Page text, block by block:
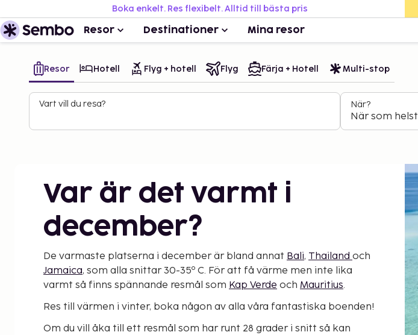
Boka enkelt. Res flexibelt. Alltid till bästa pris
Resor Destinationer Mina resor
Resor Hotell Flyg + hotell Flyg Färja + Hotell Multi-stop
Vart vill du resa? När?
När som helst
Var är det varmt i
december?
De varmaste platserna i december är bland annat Bali, Thailand och
Jamaica, som alla snittar 30-35º C. För att få värme men inte lika
varmt så finns spännande resmål som Kap Verde och Mauritius.
Res till värmen i vinter, boka någon av alla våra fantastiska boenden!
Om du vill åka till ett resmål som har runt 28 grader i snitt så kan